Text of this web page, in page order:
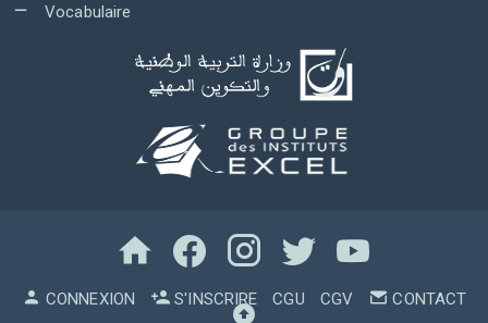
Vocabulaire
CONNEXION S'INSCRIRE CGU CGV CONTACT